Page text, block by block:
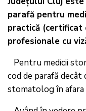
parafă pentru
practică (certificat
profesionale cu
Pentru medicii
cod de parafă decât
stomatolog în